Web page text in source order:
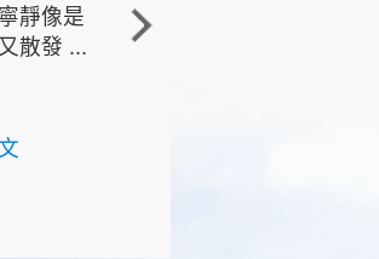
靜像是
散發 ...
角的端點，冬季海浪拍打
著礁岸，旺盛的侵蝕作